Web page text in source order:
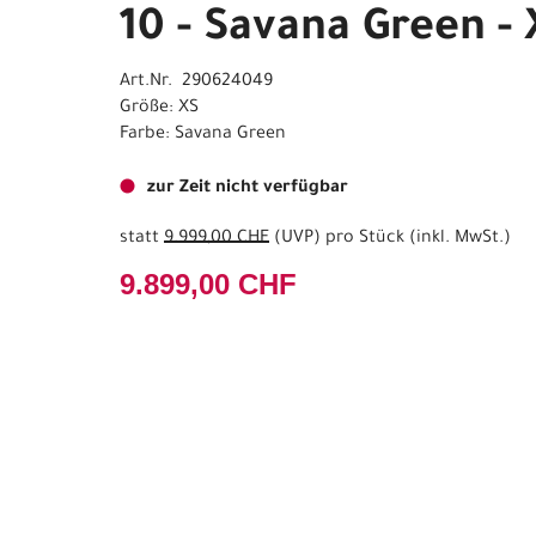
10 - Savana Green -
Art.Nr. 290624049
Größe: XS
Farbe: Savana Green
zur Zeit nicht verfügbar
statt 9.999,00 CHF (UVP) pro Stück (inkl. MwSt.)
9.899,00 CHF